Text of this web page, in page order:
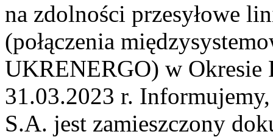
na zdolności przesyłowe
(połączenia
UKRENERGO) w Okresie
31.03.2023 r.
S.A. jest zamieszczony